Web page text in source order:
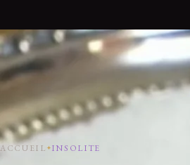
ACCUEIL INSOLITE